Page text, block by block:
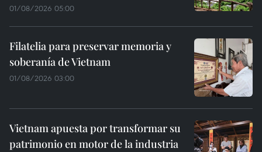
01/08/2026 05:00
Filatelia para preservar memoria y
soberanía de Vietnam
01/08/2026 03:00
Vietnam apuesta por transformar su
patrimonio en motor de la industria